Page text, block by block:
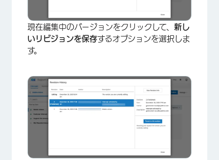
×
現在編集中のバージョンをクリックして、 新し
いリビジョンを保存するオプションを選択しま
す。